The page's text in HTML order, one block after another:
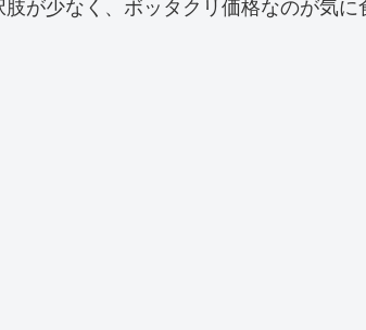
が少なく、ボッタクリ価格なのが気に